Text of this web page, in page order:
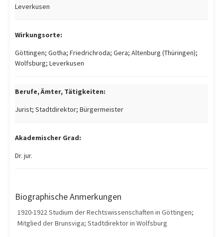
Leverkusen
Wirkungsorte:
Göttingen; Gotha; Friedrichroda; Gera; Altenburg (Thüringen);
Wolfsburg; Leverkusen
Berufe, Ämter, Tätigkeiten:
Jurist; Stadtdirektor; Bürgermeister
Akademischer Grad:
Dr. jur.
Biographische Anmerkungen
1920-1922 Studium der Rechtswissenschaften in Göttingen;
Mitglied der Brunsviga; Stadtdirektor in Wolfsburg